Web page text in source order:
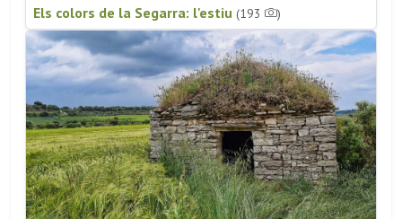
Els colors de la Segarra: l'estiu (193 )